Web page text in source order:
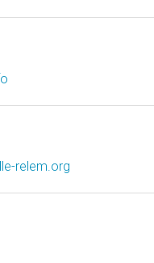
relem.org